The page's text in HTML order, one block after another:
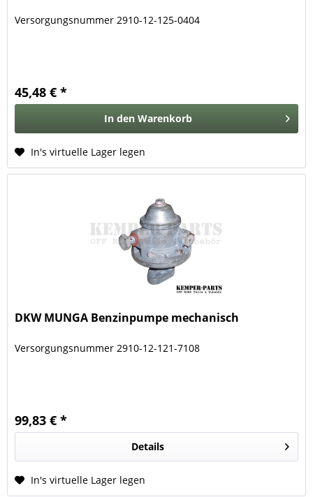
Versorgungsnummer 2910-12-125-0404
45,48 € *
In den Warenkorb
In's virtuelle Lager legen
DKW MUNGA Benzinpumpe mechanisch
Versorgungsnummer 2910-12-121-7108
99,83 € *
Details
In's virtuelle Lager legen